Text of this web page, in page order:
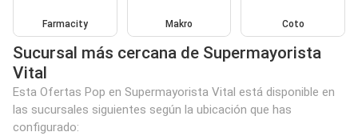
Farmacity Makro Coto
Sucursal más cercana de Supermayorista
Vital
Esta Ofertas Pop en Supermayorista Vital está disponible en
las sucursales siguientes según la ubicación que has
configurado: